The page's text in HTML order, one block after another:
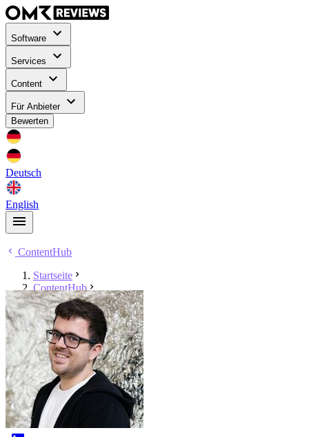
Software
Services
Content
Für Anbieter
Bewerten
Deutsch
English
ContentHub
Startseite
ContentHub
Dennis Paulus